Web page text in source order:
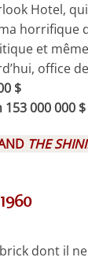
Hotel,
horrifique
et
office
$
000 000 $
THE
dont il